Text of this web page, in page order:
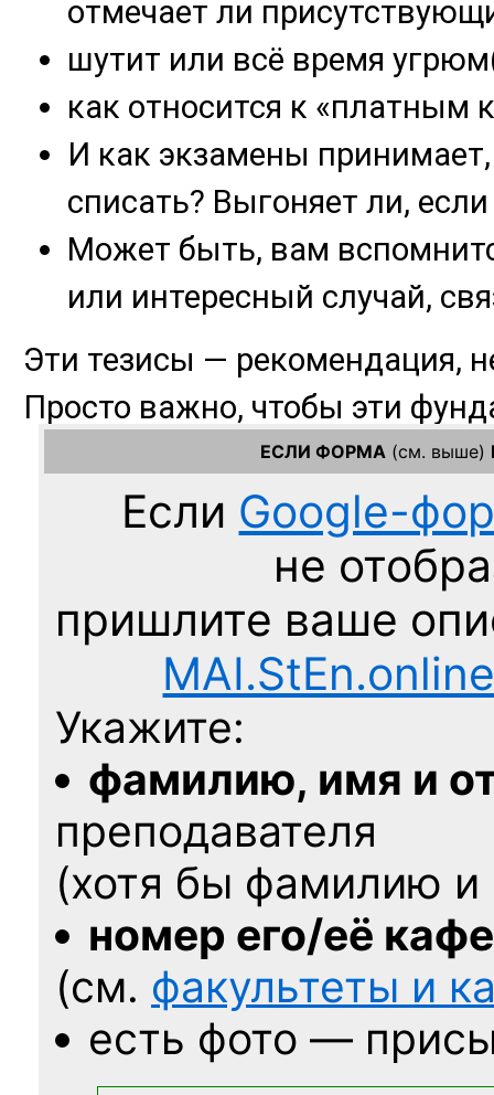
ЕСЛИ ФОРМА (см. выше)
Если Google-
не
пришлите ваше
Укажите:
фамилию, имя и
преподавателя
(хотя бы фамилию
номер его/её
(см. факультеты и
есть фото —